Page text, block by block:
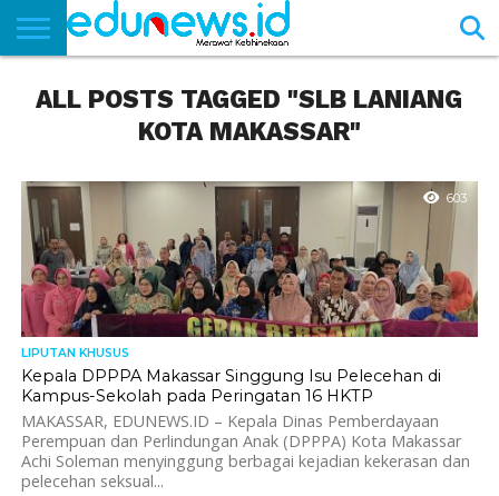
NEWS
EDUNEWS
LITERASI
PUSTAKA
SOSOK
TEKNO
KHASANAH
SASTRA
ALL POSTS TAGGED "SLB LANIANG
KOTA MAKASSAR"
603
LIPUTAN KHUSUS
Kepala DPPPA Makassar Singgung Isu Pelecehan di
Kampus-Sekolah pada Peringatan 16 HKTP
MAKASSAR, EDUNEWS.ID – Kepala Dinas Pemberdayaan
Perempuan dan Perlindungan Anak (DPPPA) Kota Makassar
Achi Soleman menyinggung berbagai kejadian kekerasan dan
pelecehan seksual...